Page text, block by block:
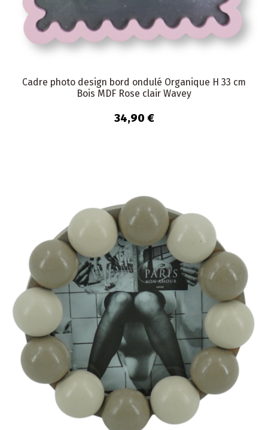
Cadre photo design bord ondulé Organique H 33 cm
Bois MDF Rose clair Wavey
34,90 €